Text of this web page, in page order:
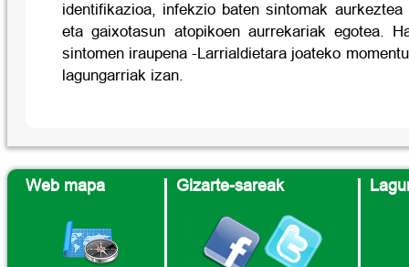
identifikazioa, infekzio baten sintomak aurkeztea
eta gaixotasun atopikoen aurrekariak egotea.
sintomen iraupena -Larrialdietara joateko
lagungarriak izan.
Web mapa Gizarte-sareak